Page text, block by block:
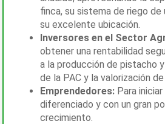
finca, su sistema de riego
su excelente ubicación.
Inversores en el Sector
obtener una rentabilidad
a la producción de pistacho
de la PAC y la valorización
Emprendedores: Para
diferenciado y con un gran
crecimiento.